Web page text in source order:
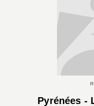
Pyrénées -